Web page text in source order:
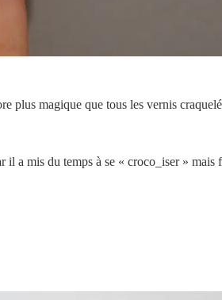
plus magique que tous les vernis
a mis du temps à se « croco_iser » mais